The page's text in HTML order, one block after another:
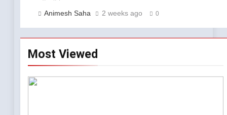
Animesh Saha 2 weeks ago 0
Most Viewed